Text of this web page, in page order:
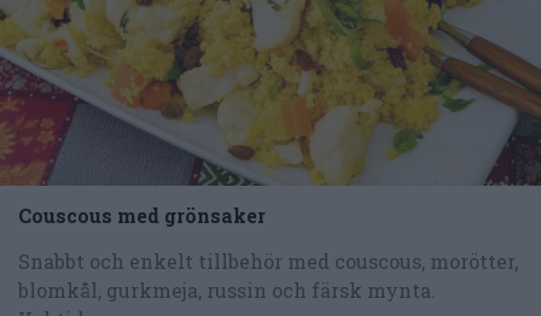
Couscous med grönsaker
Snabbt och enkelt tillbehör med couscous, morötter,
blomkål, gurkmeja, russin och färsk mynta.